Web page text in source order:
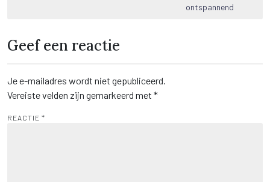
ontspannend
Geef een reactie
Je e-mailadres wordt niet gepubliceerd.
Vereiste velden zijn gemarkeerd met *
REACTIE *